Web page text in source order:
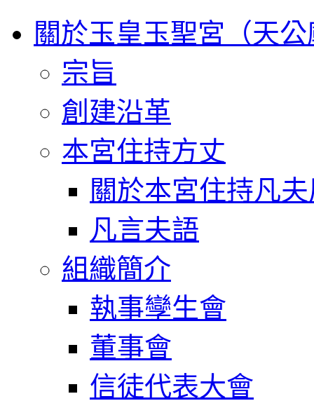
關於玉皇玉聖宮（天
宗旨
創建沿革
本宮住持方丈
關於本宮住持凡
凡言夫語
組織簡介
執事孿生會
董事會
信徒代表大會